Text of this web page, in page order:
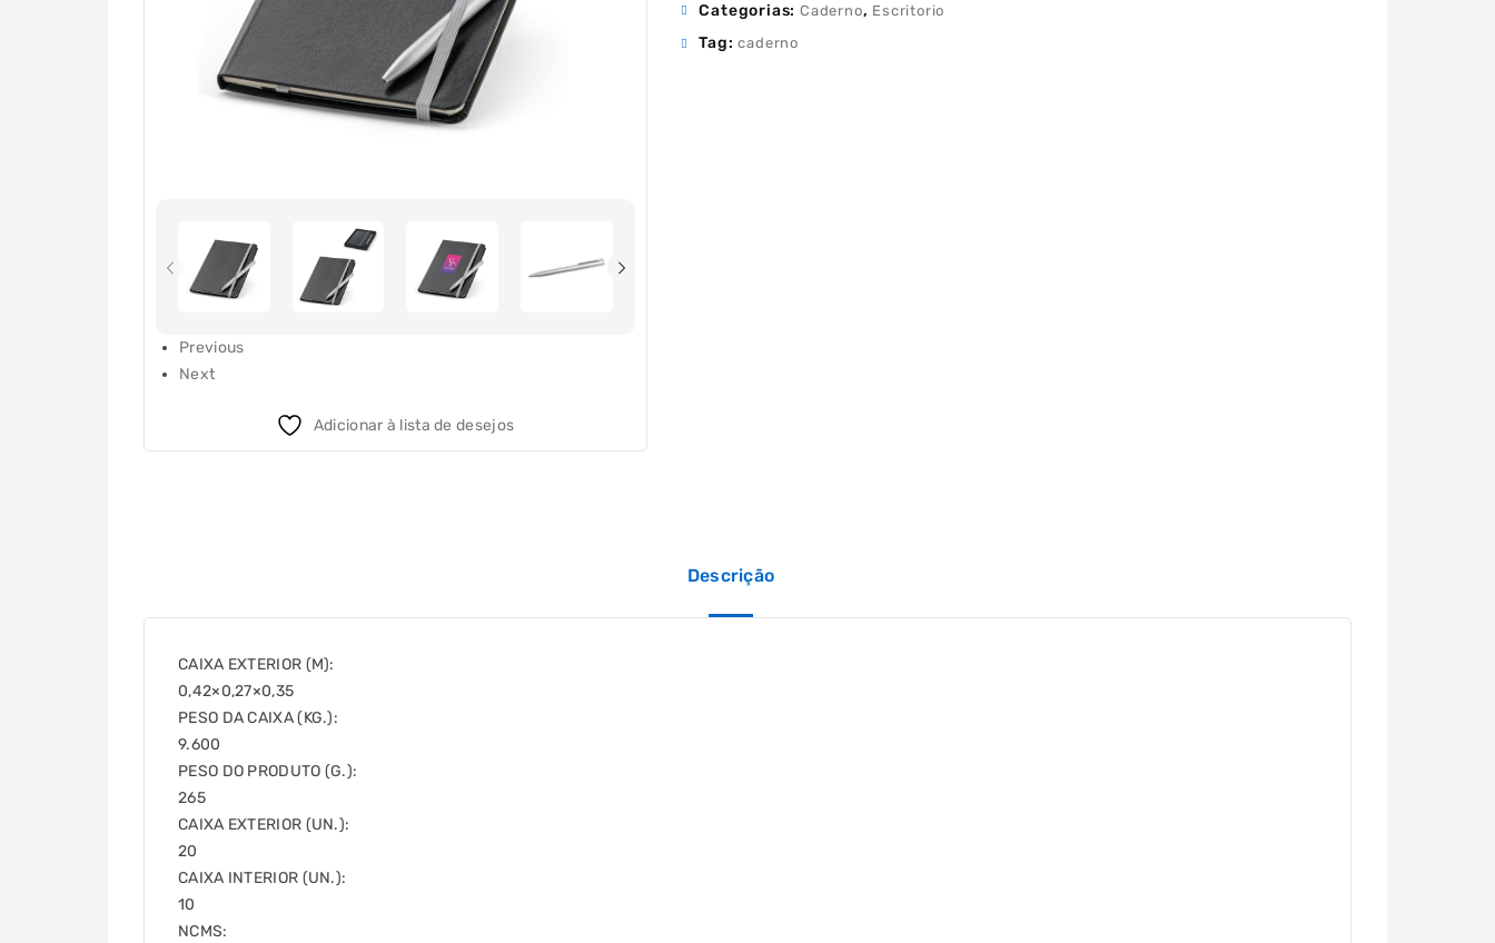
Previous
Next
Adicionar à lista de desejos
Categorias: Caderno, Escritorio
Tag:caderno
Descrição
CAIXA EXTERIOR (M):
0,42×0,27×0,35
PESO DA CAIXA (KG.):
9.600
PESO DO PRODUTO (G.):
265
CAIXA EXTERIOR (UN.):
20
CAIXA INTERIOR (UN.):
10
NCMS: